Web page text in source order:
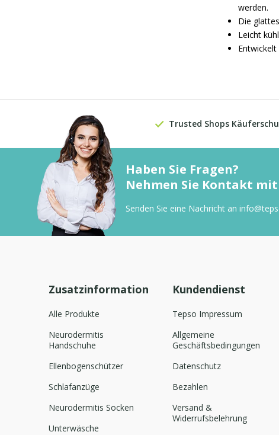
werden.
Die
Leicht
Trusted Shops
Haben Sie Fragen?
Nehmen Sie Kontakt
Senden Sie eine Nachricht an
Zusatzinformation
Alle Produkte
Neurodermitis
Handschuhe
Ellenbogenschützer
Schlafanzüge
Neurodermitis Socken
Unterwäsche
Kundendienst
Tepso Impressum
Allgemeine
Geschäftsbedingungen
Datenschutz
Bezahlen
Versand &
Widerrufsbelehrung